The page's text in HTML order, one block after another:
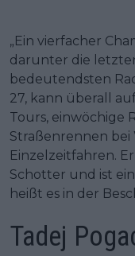
„Ein vierfacher
darunter die
bedeutendsten
27, kann überall
Tours, einwöchige
Straßenrennen
Einzelzeitfahren.
Schotter und ist
heißt es in der
Tadej